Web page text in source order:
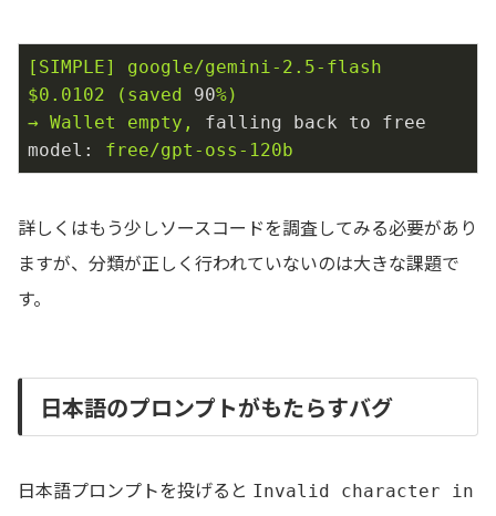
[SIMPLE]
google/gemini-2.5-flash
$0.0102
(saved 90%)
→ Wallet empty,
falling back to free
model:
free/gpt-oss-120b
詳しくはもう少しソースコードを調査してみる必要があり
ますが、分類が正しく行われていないのは大きな課題で
す。
日本語のプロンプトがもたらすバグ
日本語プロンプトを投げると Invalid character in